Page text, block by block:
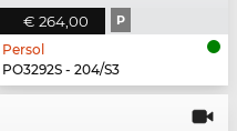
€ 264,00 P
Persol
PO3292S - 204/S3